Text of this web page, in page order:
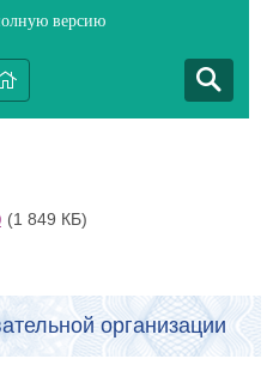
версию
(1 849 КБ)
организации